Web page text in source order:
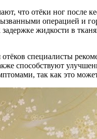
что отёки ног после
операцией и
жидкости в
отёков специалисты
способствуют
так как это